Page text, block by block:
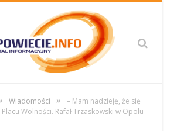
Wiadomości »
– Mam nadzieję, że się
Wolności. Rafał Trzaskowski w Opolu